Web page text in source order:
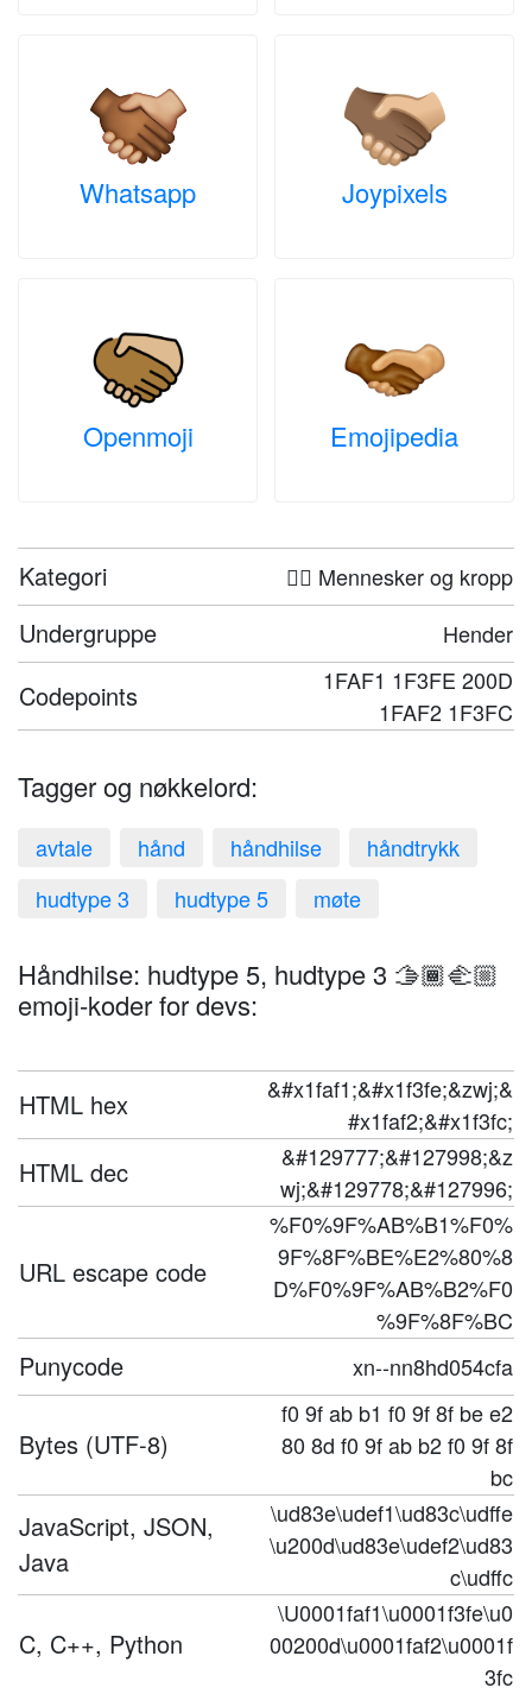
Whatsapp Joypixels
Openmoji Emojipedia
Kategori 🤦‍♀️ Mennesker og kropp
Undergruppe Hender
Codepoints
1FAF1 1F3FE 200D
1FAF2 1F3FC
Tagger og nøkkelord:
avtale hånd håndhilse
håndtrykk
hudtype 3
hudtype 5 møte
Håndhilse: hudtype 5, hudtype 3 🫱🏾‍🫲🏼
emoji-koder for devs:
HTML hex
&#x1faf1;&#x1f3fe;&zwj;&
#x1faf2;&#x1f3fc;
HTML dec
&#129777;&#127998;&z
wj;&#129778;&#127996;
URL escape code
%F0%9F%AB%B1%F0%
9F%8F%BE%E2%80%8
D%F0%9F%AB%B2%F0
%9F%8F%BC
Punycode xn--nn8hd054cfa
Bytes (UTF-8)
f0 9f ab b1 f0 9f 8f be e2
80 8d f0 9f ab b2 f0 9f 8f
bc
JavaScript, JSON,
Java
\ud83e\udef1\ud83c\udffe
\u200d\ud83e\udef2\ud83
c\udffc
C, C++, Python
\U0001faf1\u0001f3fe\u0
00200d\u0001faf2\u0001f
3fc